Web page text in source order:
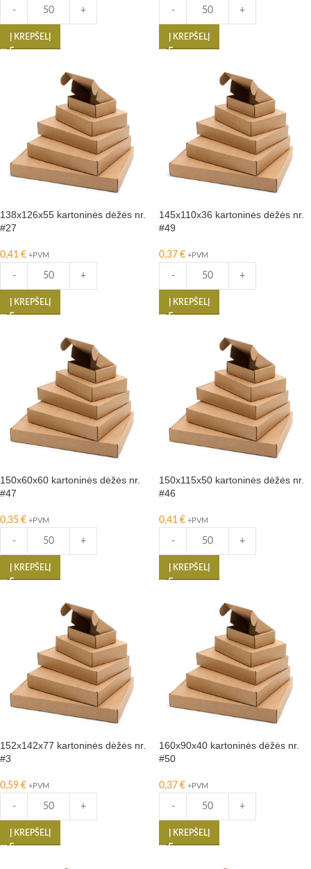
- +
Į KREPŠELĮ
- +
Į KREPŠELĮ
138x126x55 kartoninės dėžės nr.
#27
0,41 € +PVM
- +
Į KREPŠELĮ
145x110x36 kartoninės dėžės nr.
#49
0,37 € +PVM
- +
Į KREPŠELĮ
150x60x60 kartoninės dėžės nr.
#47
0,35 € +PVM
- +
Į KREPŠELĮ
150x115x50 kartoninės dėžės nr.
#46
0,41 € +PVM
- +
Į KREPŠELĮ
152x142x77 kartoninės dėžės nr.
#3
0,59 € +PVM
- +
Į KREPŠELĮ
160x90x40 kartoninės dėžės nr.
#50
0,37 € +PVM
- +
Į KREPŠELĮ